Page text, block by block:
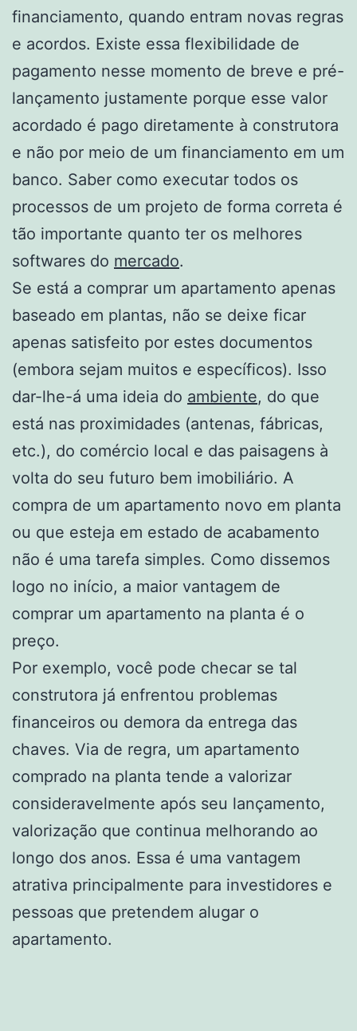
financiamento, quando entram novas regras
e acordos. Existe essa flexibilidade de
pagamento nesse momento de breve e pré-
lançamento justamente porque esse valor
acordado é pago diretamente à construtora
e não por meio de um financiamento em um
banco. Saber como executar todos os
processos de um projeto de forma correta é
tão importante quanto ter os melhores
softwares do mercado.
Se está a comprar um apartamento apenas
baseado em plantas, não se deixe ficar
apenas satisfeito por estes documentos
(embora sejam muitos e específicos). Isso
dar-lhe-á uma ideia do ambiente, do que
está nas proximidades (antenas, fábricas,
etc.), do comércio local e das paisagens à
volta do seu futuro bem imobiliário. A
compra de um apartamento novo em planta
ou que esteja em estado de acabamento
não é uma tarefa simples. Como dissemos
logo no início, a maior vantagem de
comprar um apartamento na planta é o
preço.
Por exemplo, você pode checar se tal
construtora já enfrentou problemas
financeiros ou demora da entrega das
chaves. Via de regra, um apartamento
comprado na planta tende a valorizar
consideravelmente após seu lançamento,
valorização que continua melhorando ao
longo dos anos. Essa é uma vantagem
atrativa principalmente para investidores e
pessoas que pretendem alugar o
apartamento.